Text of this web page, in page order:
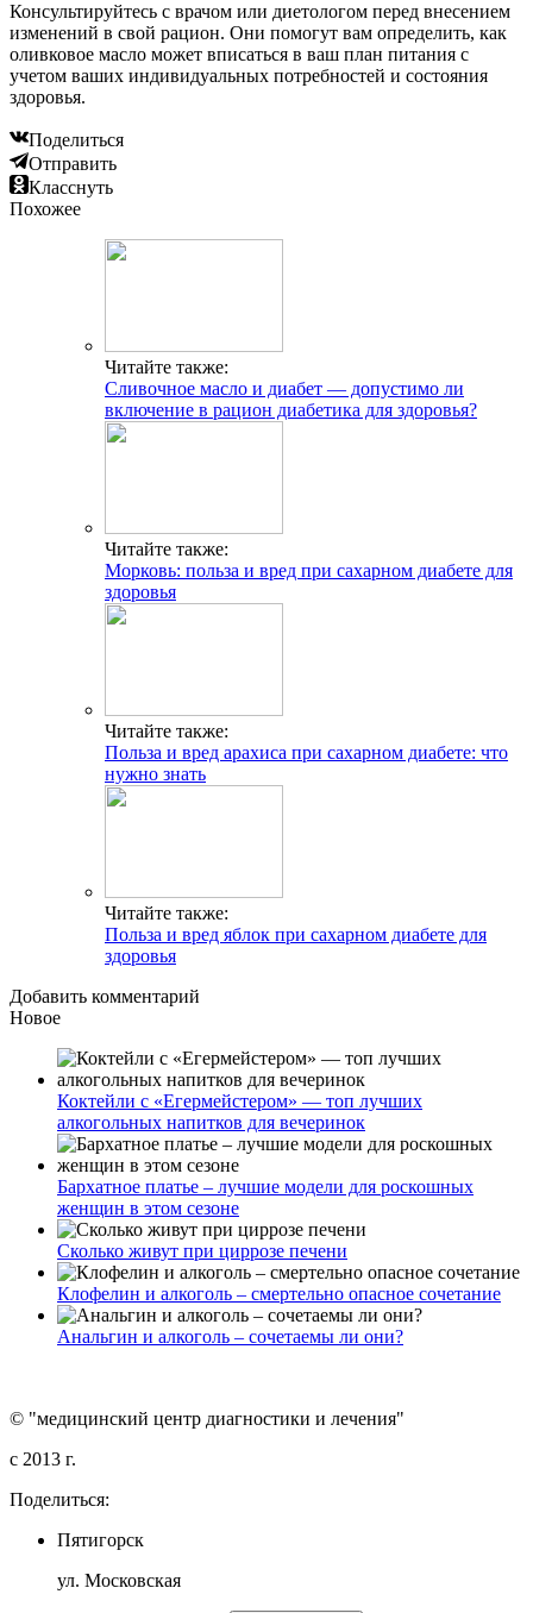
Консультируйтесь с врачом или диетологом перед внесением
изменений в свой рацион. Они помогут вам определить, как
оливковое масло может вписаться в ваш план питания с
учетом ваших индивидуальных потребностей и состояния
здоровья.
Поделиться
Отправить
Класснуть
Похожее
Читайте также:
Сливочное масло и диабет — допустимо ли
включение в рацион диабетика для здоровья?
Читайте также:
Морковь: польза и вред при сахарном диабете для
здоровья
Читайте также:
Польза и вред арахиса при сахарном диабете: что
нужно знать
Читайте также:
Польза и вред яблок при сахарном диабете для
здоровья
Добавить комментарий
Новое
Коктейли с «Егермейстером» — топ лучших
алкогольных напитков для вечеринок
Бархатное платье – лучшие модели для роскошных
женщин в этом сезоне
Сколько живут при циррозе печени
Клофелин и алкоголь – смертельно опасное сочетание
Анальгин и алкоголь – сочетаемы ли они?
© "медицинский центр диагностики и лечения"
c 2013 г.
Поделиться:
Пятигорск
ул. Московская